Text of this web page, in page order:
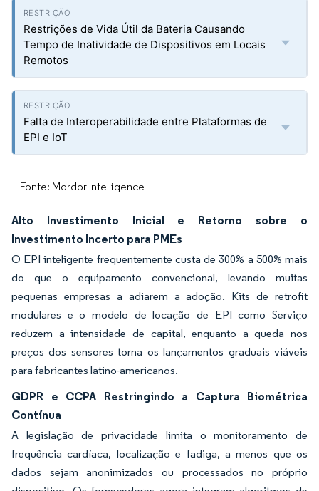
Restrições de Vida Útil da Bateria Causando
Tempo de Inatividade de Dispositivos em Locais
Remotos
Falta de Interoperabilidade entre Plataformas de
EPI e IoT
Fonte: Mordor Intelligence
Alto Investimento Inicial e Retorno sobre o
Investimento Incerto para PMEs
O EPI inteligente frequentemente custa de 300% a 500% mais
do que o equipamento convencional, levando muitas
pequenas empresas a adiarem a adoção. Kits de retrofit
modulares e o modelo de locação de EPI como Serviço
reduzem a intensidade de capital, enquanto a queda nos
preços dos sensores torna os lançamentos graduais viáveis
para fabricantes latino-americanos.
GDPR e CCPA Restringindo a Captura Biométrica
Contínua
A legislação de privacidade limita o monitoramento de
frequência cardíaca, localização e fadiga, a menos que os
dados sejam anonimizados ou processados no próprio